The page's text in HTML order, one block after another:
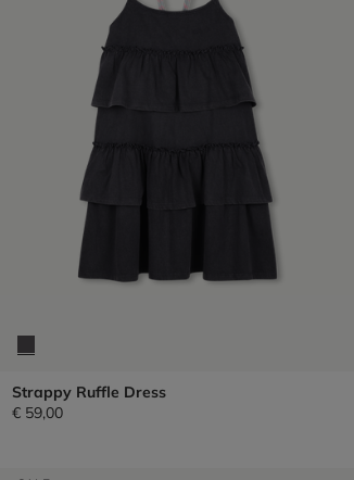
Strappy Ruffle Dress
€ 59,00